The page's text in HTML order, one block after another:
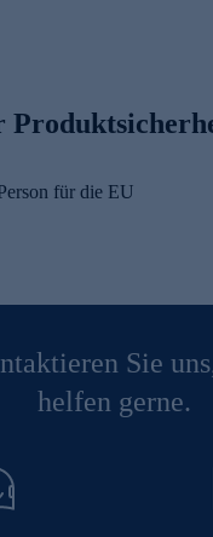
für die EU
Sie
helfen gerne.